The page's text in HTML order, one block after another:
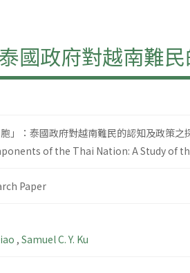
國政府對越南難
胞」：泰國政府對越南難民的認知及政策之
of the Thai Nation: A Study of
Paper
, Samuel C. Y. Ku